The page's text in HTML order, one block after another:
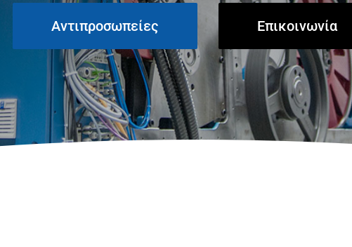
Zechini Gra.For Srl
Zirkon
Druckmaschinen
GmbH
Αντιπροσωπείες Επικοινωνία